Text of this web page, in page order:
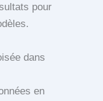
pour
dans
en